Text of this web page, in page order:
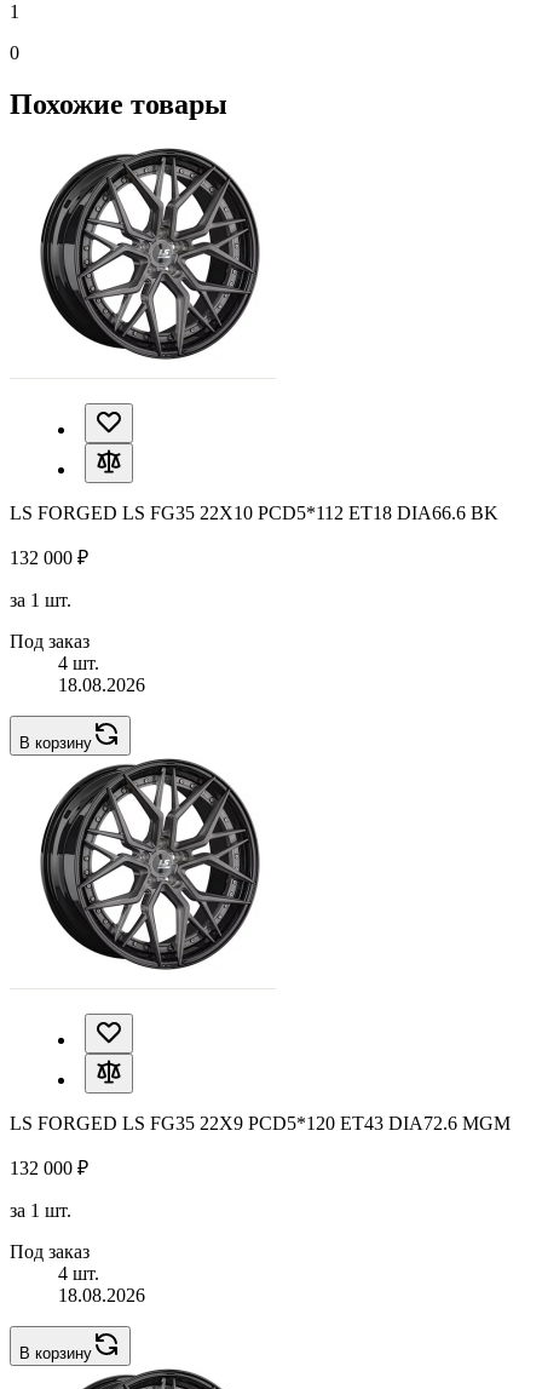
1
0
Похожие товары
LS FORGED LS FG35 22X10 PCD5*112 ET18 DIA66.6 BK
132 000 ₽
за 1 шт.
Под заказ
4 шт.
18.08.2026
В корзину
LS FORGED LS FG35 22X9 PCD5*120 ET43 DIA72.6 MGM
132 000 ₽
за 1 шт.
Под заказ
4 шт.
18.08.2026
В корзину